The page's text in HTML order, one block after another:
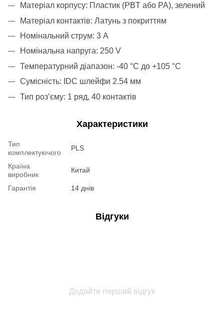
Матеріал корпусу: Пластик (PBT або PA), зелений
Матеріал контактів: Латунь з покриттям
Номінальний струм: 3 A
Номінальна напруга: 250 V
Температурний діапазон: -40 °C до +105 °C
Сумісність: IDC шлейфи 2.54 мм
Тип роз’єму: 1 ряд, 40 контактів
Характеристики
Тип
комплектуючого
PLS
Країна
виробник
Китай
Гарантія 14 днів
Відгуки
Додайте перший відгук